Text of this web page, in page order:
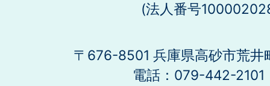
(法人番号
〒676-8501 兵庫県高砂市荒井
電話：079-442-2101